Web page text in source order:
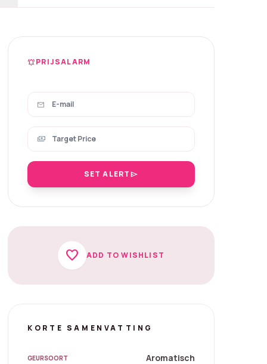
notifications_activePRIJSALARM
mail
payments
SET ALERTsend
favorite ADD TO WISHLIST
KORTE SAMENVATTING
GEURSOORT Aromatisch